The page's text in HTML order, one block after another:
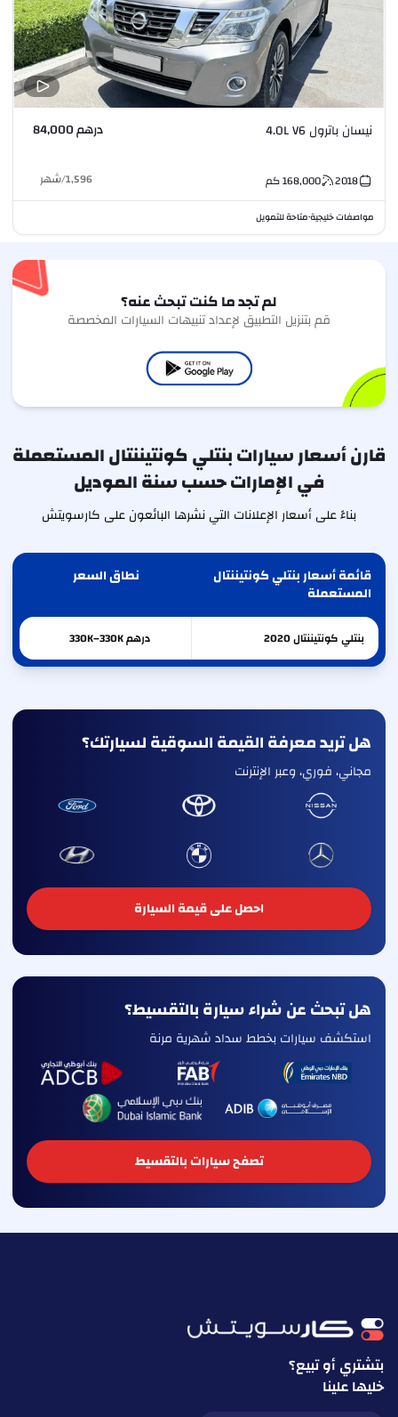
نيسان باترول 4.0L V6 درهم 84,000
2018
168,000كم 1,596
/شهر
مواصفات خليجية•متاحة للتمويل
لم تجد ما كنت تبحث عنه؟
قم بتنزيل التطبيق لإعداد تنبيهات السيارات المخصصة
قارن أسعار سيارات بنتلي كونتيننتال المستعملة
في الإمارات حسب سنة الموديل
بناءً على أسعار الإعلانات التي نشرها البائعون على كارسويتش
قائمة أسعار بنتلي كونتيننتال
المستعملة
نطاق السعر
بنتلي كونتيننتال2020 درهم 330K–330K
هل تريد معرفة القيمة السوقية لسيارتك؟
مجاني، فوري، وعبر الإنترنت
احصل على قيمة السيارة
هل تبحث عن شراء سيارة بالتقسيط؟
استكشف سيارات بخطط سداد شهرية مرنة
تصفح سيارات بالتقسيط
بتشتري أو تبيع؟
خليها علينا